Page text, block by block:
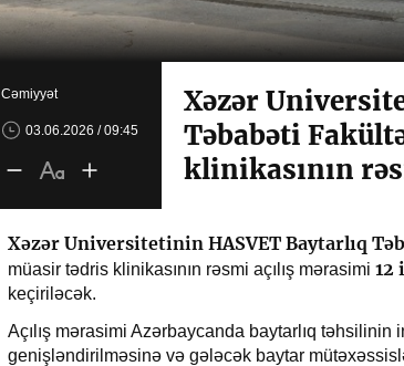
Cəmiyyət
03.06.2026 / 09:45
Xəzər
Təbabəti
klinikasının
Xəzər Universitetinin HASVET Baytarlıq
müasir tədris klinikasının rəsmi açılış mərasimi 12
keçiriləcək.
Açılış mərasimi Azərbaycanda baytarlıq təhsilinin
genişləndirilməsinə və gələcək baytar